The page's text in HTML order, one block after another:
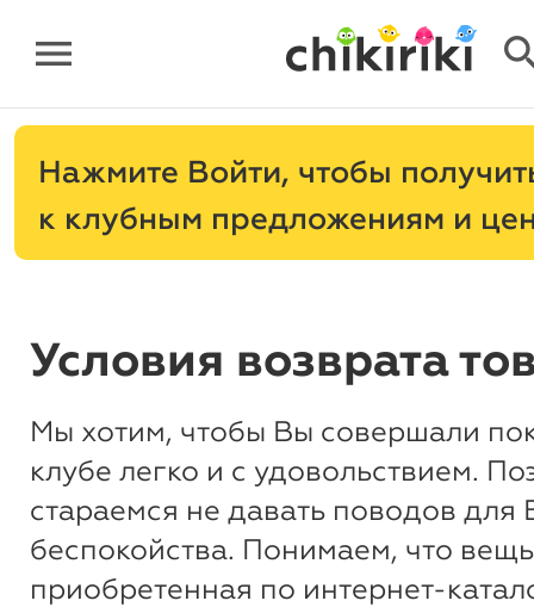
menu
Нажмите
, чтобы
к клубным предложениям и
Условия возврата
Мы хотим, чтобы Вы совершали
клубе легко и с удовольствием.
стараемся не давать поводов для
беспокойства. Понимаем, что
приобретенная по интернет-